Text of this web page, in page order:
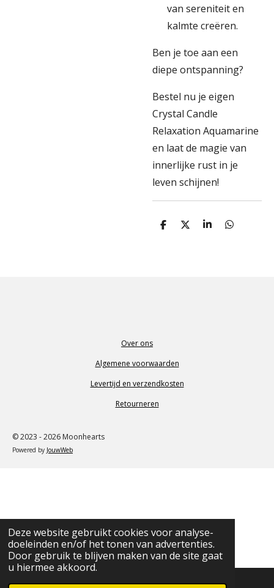
Deze website gebruikt cookies voor analyse-
doeleinden en/of het tonen van advertenties.
Door gebruik te blijven maken van de site gaat
u hiermee akkoord.
van sereniteit en
kalmte creëren.
Ben je toe aan een
diepe ontspanning?
Bestel nu je eigen
Crystal Candle
Relaxation Aquamarine
en laat de magie van
innerlijke rust in je
leven schijnen!
D
D
S
D
Over ons
Algemene voorwaarden
Levertijd en verzendkosten
Retourneren
© 2023 - 2026 Moonhearts
Powered by JouwWeb